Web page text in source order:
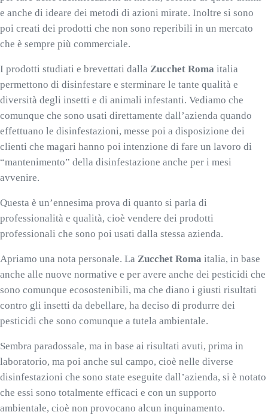
e anche di ideare dei metodi di azioni mirate. Inoltre si sono
poi creati dei prodotti che non sono reperibili in un mercato
che è sempre più commerciale.
I prodotti studiati e brevettati dallaZucchet Roma italia
permettono di disinfestare e sterminare le tante qualità e
diversità degli insetti e di animali infestanti. Vediamo che
comunque che sono usati direttamente dall’azienda quando
effettuano le disinfestazioni, messe poi a disposizione dei
clienti che magari hanno poi intenzione di fare un lavoro di
“mantenimento” della disinfestazione anche per i mesi
avvenire.
Questa è un’ennesima prova di quanto si parla di
professionalità e qualità, cioè vendere dei prodotti
professionali che sono poi usati dalla stessa azienda.
Apriamo una nota personale. LaZucchet Roma italia, in base
anche alle nuove normative e per avere anche dei pesticidi che
sono comunque ecosostenibili, ma che diano i giusti risultati
contro gli insetti da debellare, ha deciso di produrre dei
pesticidi che sono comunque a tutela ambientale.
Sembra paradossale, ma in base ai risultati avuti, prima in
laboratorio, ma poi anche sul campo, cioè nelle diverse
disinfestazioni che sono state eseguite dall’azienda, si è notato
che essi sono totalmente efficaci e con un supporto
ambientale, cioè non provocano alcun inquinamento.